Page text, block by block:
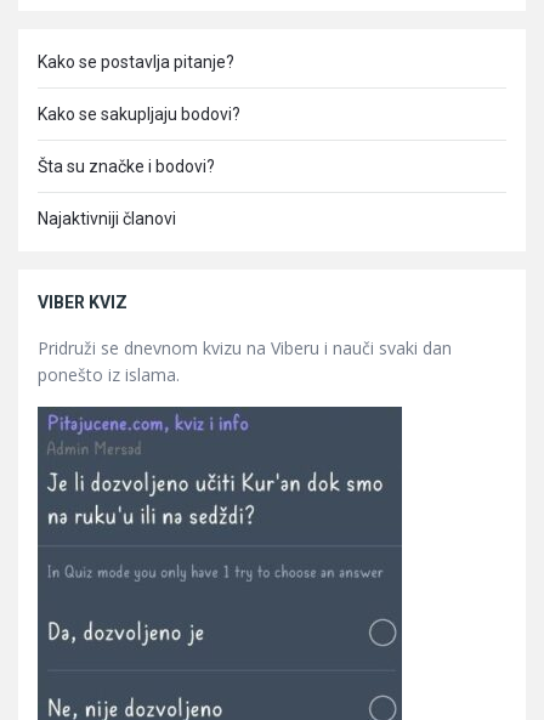
Kako se postavlja pitanje?
Kako se sakupljaju bodovi?
Šta su značke i bodovi?
Najaktivniji članovi
VIBER KVIZ
Pridruži se dnevnom kvizu na Viberu i nauči svaki dan
ponešto iz islama.